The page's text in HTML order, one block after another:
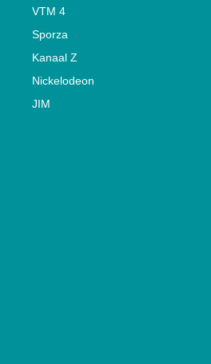
VTM 4
Sporza
Kanaal Z
Nickelodeon
JIM